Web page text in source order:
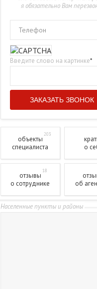
я обязательно Вам
Телефон
Введите слово на картинке*
объекты
203
специалиста
о
отзывы
18
о сотруднике об